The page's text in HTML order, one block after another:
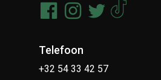
Telefoon
+32 54 33 42 57